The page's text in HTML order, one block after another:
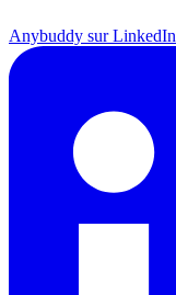
Anybuddy sur LinkedIn